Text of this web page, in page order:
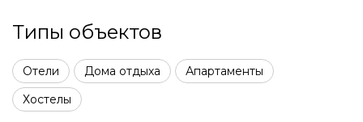
Типы объектов
Отели Дома отдыха
Апартаменты
Хостелы